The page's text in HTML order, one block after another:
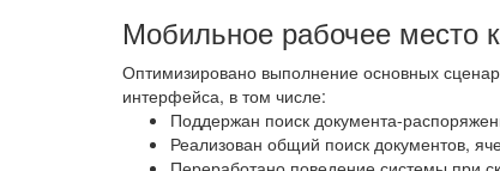
Мобильное рабочее место
Оптимизировано выполнение основных
интерфейса, в том числе:
Поддержан поиск документа-
Реализован общий поиск документов,